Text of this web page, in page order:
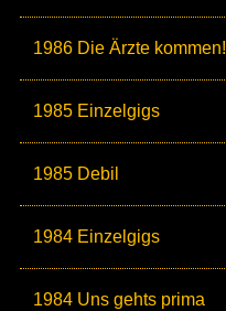
1986 Die Ärzte kommen!
1985 Einzelgigs
1985 Debil
1984 Einzelgigs
1984 Uns gehts prima